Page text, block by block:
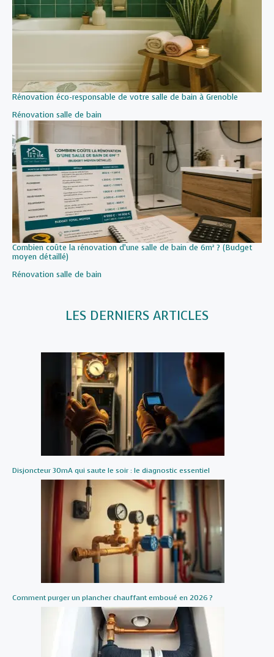
Rénovation éco-responsable de votre salle de bain à Grenoble
Par rapport à
Rénovation salle de bain
Combien coûte la rénovation d’une salle de bain de 6m² ? (Budget
moyen détaillé)
Par rapport à
Rénovation salle de bain
LES DERNIERS ARTICLES
Disjoncteur 30mA qui saute le soir : le diagnostic essentiel
Comment purger un plancher chauffant emboué en 2026 ?